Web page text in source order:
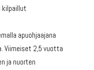
kilpaillut
apuohjaajana
Viimeiset 2,5 vuotta
ja nuorten